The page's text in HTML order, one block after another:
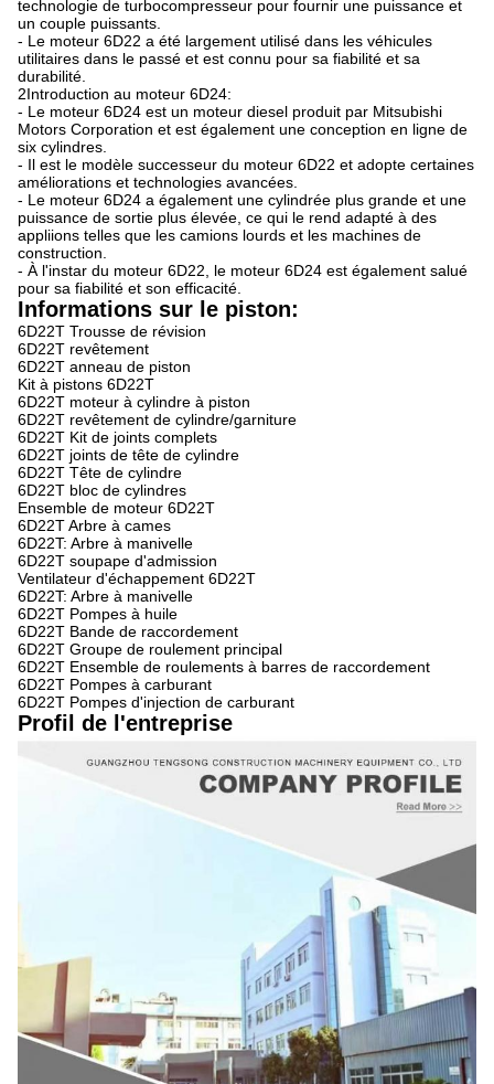
technologie de turbocompresseur pour fournir une puissance et
un couple puissants.
- Le moteur 6D22 a été largement utilisé dans les véhicules
utilitaires dans le passé et est connu pour sa fiabilité et sa
durabilité.
2Introduction au moteur 6D24:
- Le moteur 6D24 est un moteur diesel produit par Mitsubishi
Motors Corporation et est également une conception en ligne de
six cylindres.
- Il est le modèle successeur du moteur 6D22 et adopte certaines
améliorations et technologies avancées.
- Le moteur 6D24 a également une cylindrée plus grande et une
puissance de sortie plus élevée, ce qui le rend adapté à des
appliions telles que les camions lourds et les machines de
construction.
- À l'instar du moteur 6D22, le moteur 6D24 est également salué
pour sa fiabilité et son efficacité.
Informations sur le piston:
6D22T Trousse de révision
6D22T revêtement
6D22T anneau de piston
Kit à pistons 6D22T
6D22T moteur à cylindre à piston
6D22T revêtement de cylindre/garniture
6D22T Kit de joints complets
6D22T joints de tête de cylindre
6D22T Tête de cylindre
6D22T bloc de cylindres
Ensemble de moteur 6D22T
6D22T Arbre à cames
6D22T: Arbre à manivelle
6D22T soupape d'admission
Ventilateur d'échappement 6D22T
6D22T: Arbre à manivelle
6D22T Pompes à huile
6D22T Bande de raccordement
6D22T Groupe de roulement principal
6D22T Ensemble de roulements à barres de raccordement
6D22T Pompes à carburant
6D22T Pompes d'injection de carburant
Profil de l'entreprise